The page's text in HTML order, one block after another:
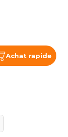
Achat rapide